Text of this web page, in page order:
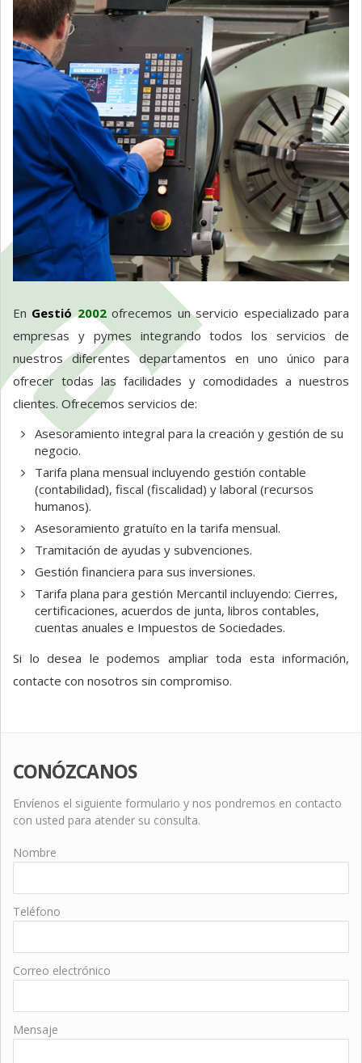
En Gestió 2002 ofrecemos un servicio especializado para
empresas y pymes integrando todos los servicios de
nuestros diferentes departamentos en uno único para
ofrecer todas las facilidades y comodidades a nuestros
clientes. Ofrecemos servicios de:
Asesoramiento integral para la creación y gestión de su
negocio.
Tarifa plana mensual incluyendo gestión contable
(contabilidad), fiscal (fiscalidad) y laboral (recursos
humanos).
Asesoramiento gratuíto en la tarifa mensual.
Tramitación de ayudas y subvenciones.
Gestión financiera para sus inversiones.
Tarifa plana para gestión Mercantil incluyendo: Cierres,
certificaciones, acuerdos de junta, libros contables,
cuentas anuales e Impuestos de Sociedades.
Si lo desea le podemos ampliar toda esta información,
contacte con nosotros sin compromiso.
CONÓZCANOS
Envíenos el siguiente formulario y nos pondremos en contacto
con usted para atender su consulta.
Nombre
Teléfono
Correo electrónico
Mensaje